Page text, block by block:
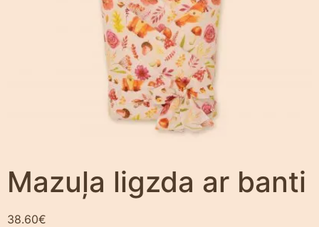
Mazuļa ligzda ar banti
38.60€